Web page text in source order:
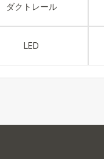
ダクトレール
LED